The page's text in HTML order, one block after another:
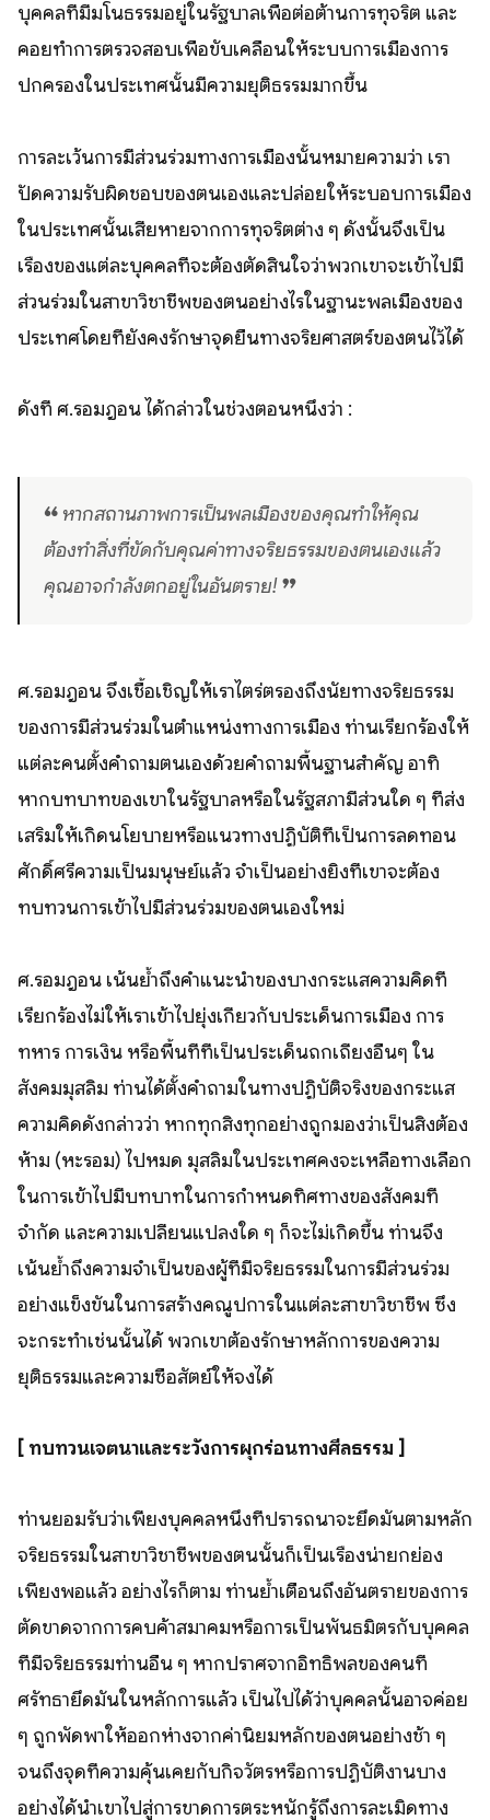
บุคคลที่มีมโนธรรมอยู่ในรัฐบาลเพื่อต่อต้านการทุจริต และ
คอยทำการตรวจสอบเพื่อขับเคลื่อนให้ระบบการเมืองการ
ปกครองในประเทศนั้นมีความยุติธรรมมากขึ้น
การละเว้นการมีส่วนร่วมทางการเมืองนั้นหมายความว่า เรา
ปัดความรับผิดชอบของตนเองและปล่อยให้ระบอบการเมือง
ในประเทศนั้นเสียหายจากการทุจริตต่าง ๆ ดังนั้นจึงเป็น
เรื่องของแต่ละบุคคลที่จะต้องตัดสินใจว่าพวกเขาจะเข้าไปมี
ส่วนร่วมในสาขาวิชาชีพของตนอย่างไรในฐานะพลเมืองของ
ประเทศโดยที่ยังคงรักษาจุดยืนทางจริยศาสตร์ของตนไว้ได้
ดังที่ ศ.รอมฎอน ได้กล่าวในช่วงตอนหนึ่งว่า :
❝ หากสถานภาพการเป็นพลเมืองของคุณทำให้คุณ
ต้องทำสิ่งที่ขัดกับคุณค่าทางจริยธรรมของตนเองแล้ว
คุณอาจกำลังตกอยู่ในอันตราย! ❞
ศ.รอมฎอน จึงเชื้อเชิญให้เราไตร่ตรองถึงนัยทางจริยธรรม
ของการมีส่วนร่วมในตำแหน่งทางการเมือง ท่านเรียกร้องให้
แต่ละคนตั้งคำถามตนเองด้วยคำถามพื้นฐานสำคัญ อาทิ
หากบทบาทของเขาในรัฐบาลหรือในรัฐสภามีส่วนใด ๆ ที่ส่ง
เสริมให้เกิดนโยบายหรือแนวทางปฏิบัติที่เป็นการลดทอน
ศักดิ์ศรีความเป็นมนุษย์แล้ว จำเป็นอย่างยิ่งที่เขาจะต้อง
ทบทวนการเข้าไปมีส่วนร่วมของตนเองใหม่
ศ.รอมฎอน เน้นย้ำถึงคำแนะนำของบางกระแสความคิดที่
เรียกร้องไม่ให้เราเข้าไปยุ่งเกี่ยวกับประเด็นการเมือง การ
ทหาร การเงิน หรือพื้นที่ที่เป็นประเด็นถกเถียงอื่นๆ ใน
สังคมมุสลิม ท่านได้ตั้งคำถามในทางปฏิบัติจริงของกระแส
ความคิดดังกล่าวว่า หากทุกสิ่งทุกอย่างถูกมองว่าเป็นสิ่งต้อง
ห้าม (หะรอม) ไปหมด มุสลิมในประเทศคงจะเหลือทางเลือก
ในการเข้าไปมีบทบาทในการกำหนดทิศทางของสังคมที่
จำกัด และความเปลี่ยนแปลงใด ๆ ก็จะไม่เกิดขึ้น ท่านจึง
เน้นย้ำถึงความจำเป็นของผู้ที่มีจริยธรรมในการมีส่วนร่วม
อย่างแข็งขันในการสร้างคณูปการในแต่ละสาขาวิชาชีพ ซึ่ง
จะกระทำเช่นนั้นได้ พวกเขาต้องรักษาหลักการของความ
ยุติธรรมและความซื่อสัตย์ให้จงได้
[ ทบทวนเจตนาและระวังการผุกร่อนทางศีลธรรม ]
ท่านยอมรับว่าเพียงบุคคลหนึ่งที่ปรารถนาจะยึดมั่นตามหลัก
จริยธรรมในสาขาวิชาชีพของตนนั้นก็เป็นเรื่องน่ายกย่อง
เพียงพอแล้ว อย่างไรก็ตาม ท่านย้ำเตือนถึงอันตรายของการ
ตัดขาดจากการคบค้าสมาคมหรือการเป็นพันธมิตรกับบุคคล
ที่มีจริยธรรมท่านอื่น ๆ หากปราศจากอิทธิพลของคนที่
ศรัทธายึดมั่นในหลักการแล้ว เป็นไปได้ว่าบุคคลนั้นอาจค่อย
ๆ ถูกพัดพาให้ออกห่างจากค่านิยมหลักของตนอย่างช้า ๆ
จนถึงจุดที่ความคุ้นเคยกับกิจวัตรหรือการปฏิบัติงานบาง
อย่างได้นำเขาไปสู่การขาดการตระหนักรู้ถึงการละเมิดทาง